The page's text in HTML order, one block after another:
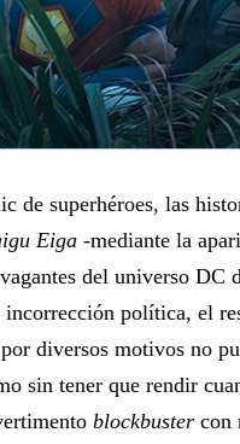
de superhéroes, las
Eiga -mediante la
del universo DC
incorrección política, el
diversos motivos no
sin tener que rendir
blockbuster con